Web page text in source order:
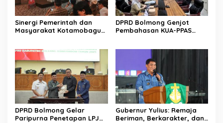
Sinergi Pemerintah dan
Masyarakat Kotamobagu
DPRD Bolmong Genjot
Pembahasan KUA-PPAS
DPRD Bolmong Gelar
Paripurna Penetapan LPJ
Gubernur Yulius: Remaja
Beriman, Berkarakter, dan